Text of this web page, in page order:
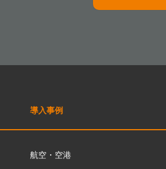
導入事例
航空・空港